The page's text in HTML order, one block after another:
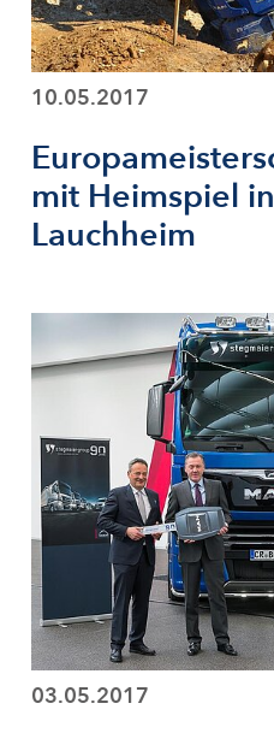
10.05.2017
mit Heimspiel
Lauchheim
03.05.2017